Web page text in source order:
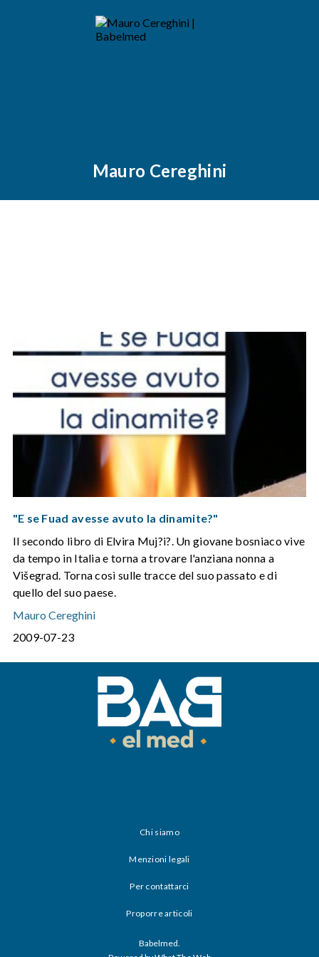
Mauro Cereghini
"E se Fuad avesse avuto la dinamite?"
Il secondo libro di Elvira Muj?i?. Un giovane bosniaco vive
da tempo in Italia e torna a trovare l'anziana nonna a
Višegrad. Torna così sulle tracce del suo passato e di
quello del suo paese.
Mauro Cereghini
2009-07-23
Chi siamo
Menzioni legali
Per contattarci
Proporre articoli
Babelmed.